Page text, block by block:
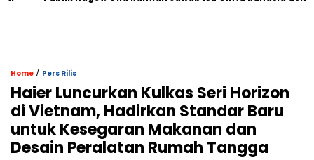
Home / Pers Rilis
Haier Luncurkan Kulkas Seri Horizon
di Vietnam, Hadirkan Standar Baru
untuk Kesegaran Makanan dan
Desain Peralatan Rumah Tangga